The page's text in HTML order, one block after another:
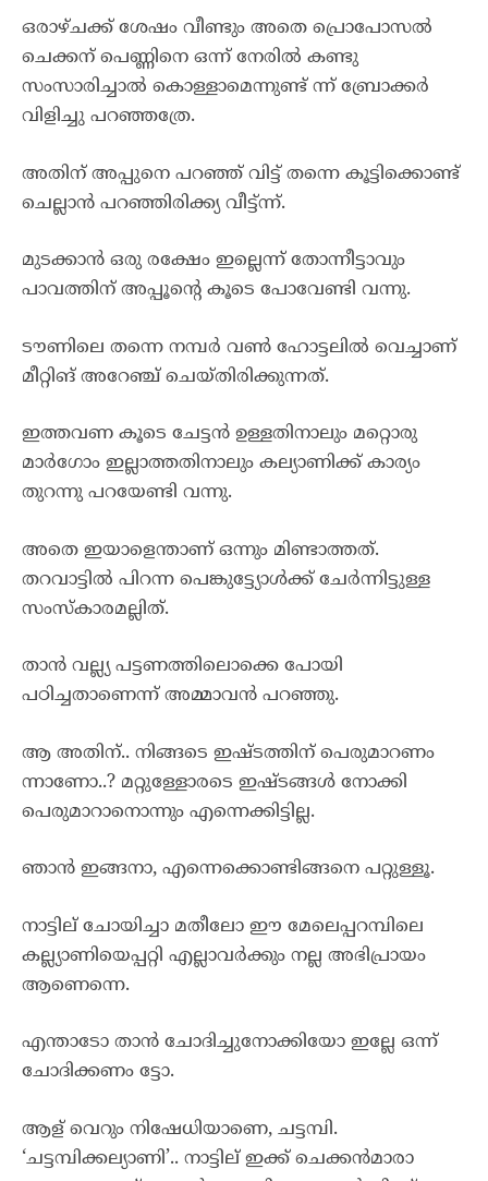
ഒരാഴ്ചക്ക് ശേഷം വീണ്ടും അതെ പ്രൊപോസൽ
ചെക്കന് പെണ്ണിനെ ഒന്ന് നേരിൽ കണ്ടു
സംസാരിച്ചാൽ കൊള്ളാമെന്നുണ്ട് ന്ന് ബ്രോക്കർ
വിളിച്ചു പറഞ്ഞത്രേ.
അതിന് അപ്പുനെ പറഞ്ഞ് വിട്ട് തന്നെ കൂട്ടിക്കൊണ്ട്
ചെല്ലാൻ പറഞ്ഞിരിക്ക്യ വീട്ട്ന്ന്.
മുടക്കാൻ ഒരു രക്ഷേം ഇല്ലെന്ന് തോന്നീട്ടാവും
പാവത്തിന് അപ്പൂന്റെ കൂടെ പോവേണ്ടി വന്നു.
ടൗണിലെ തന്നെ നമ്പർ വൺ ഹോട്ടലിൽ വെച്ചാണ്
മീറ്റിങ് അറേഞ്ച് ചെയ്തിരിക്കുന്നത്.
ഇത്തവണ കൂടെ ചേട്ടൻ ഉള്ളതിനാലും മറ്റൊരു
മാർഗോം ഇല്ലാത്തതിനാലും കല്യാണിക്ക് കാര്യം
തുറന്നു പറയേണ്ടി വന്നു.
അതെ ഇയാളെന്താണ് ഒന്നും മിണ്ടാത്തത്.
തറവാട്ടിൽ പിറന്ന പെങ്കുട്ട്യോൾക്ക് ചേർന്നിട്ടുള്ള
സംസ്കാരമല്ലിത്.
താൻ വല്ല്യ പട്ടണത്തിലൊക്കെ പോയി
പഠിച്ചതാണെന്ന് അമ്മാവൻ പറഞ്ഞു.
ആ അതിന്.. നിങ്ങടെ ഇഷ്ടത്തിന് പെരുമാറണം
ന്നാണോ..? മറ്റുള്ളോരടെ ഇഷ്ടങ്ങൾ നോക്കി
പെരുമാറാനൊന്നും എന്നെക്കിട്ടില്ല.
ഞാൻ ഇങ്ങനാ, എന്നെക്കൊണ്ടിങ്ങനെ പറ്റുള്ളൂ.
നാട്ടില് ചോയിച്ചാ മതീലോ ഈ മേലെപ്പറമ്പിലെ
കല്ല്യാണിയെപ്പറ്റി എല്ലാവർക്കും നല്ല അഭിപ്രായം
ആണെന്നെ.
എന്താടോ താൻ ചോദിച്ചുനോക്കിയോ ഇല്ലേ ഒന്ന്
ചോദിക്കണം ട്ടോ.
ആള് വെറും നിഷേധിയാണെ, ചട്ടമ്പി.
‘ചട്ടമ്പിക്കല്യാണി’.. നാട്ടില് ഇക്ക് ചെക്കൻമാരാ